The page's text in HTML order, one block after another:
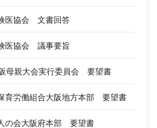
医協会 文書回答
医協会 議事要旨
母親大会実行委員会 要望書
育労働組合大阪地方本部 要望書
の会大阪府本部 要望書